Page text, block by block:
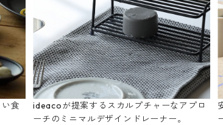
食
ideacoが提案するスカルプチャーなアプロ
ーチのミニマルデザインドレーナー。